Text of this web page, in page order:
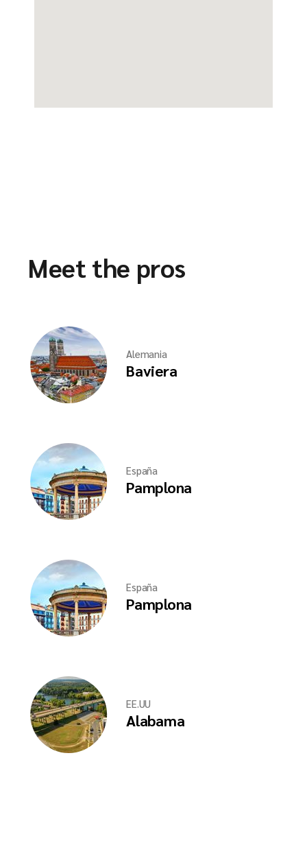
Meet the pros
Alemania
Baviera
España
Pamplona
España
Pamplona
EE.UU
Alabama